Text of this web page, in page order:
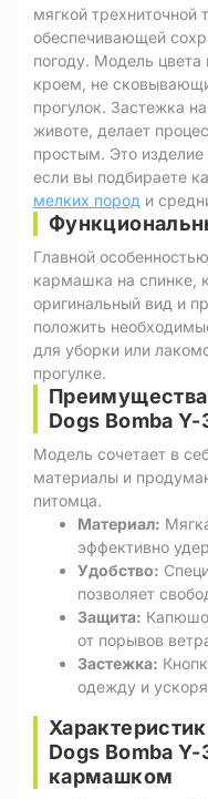
мягкой трехниточной
обеспечивающей
погоду. Модель
кроем, не
прогулок. Застежка
животе, делает
простым. Это изделие
если вы подбираете
мелких пород и
Главной
кармашка на спинке,
оригинальный вид и
положить
для уборки или
прогулке.
Преимущества
Dogs Bomba Y-
Модель сочетает в
материалы и
питомца.
Материал:
эффективно
Удобство:
позволяет
Защита:
от порывов
Застежка:
одежду и
Dogs Bomba
кармашком